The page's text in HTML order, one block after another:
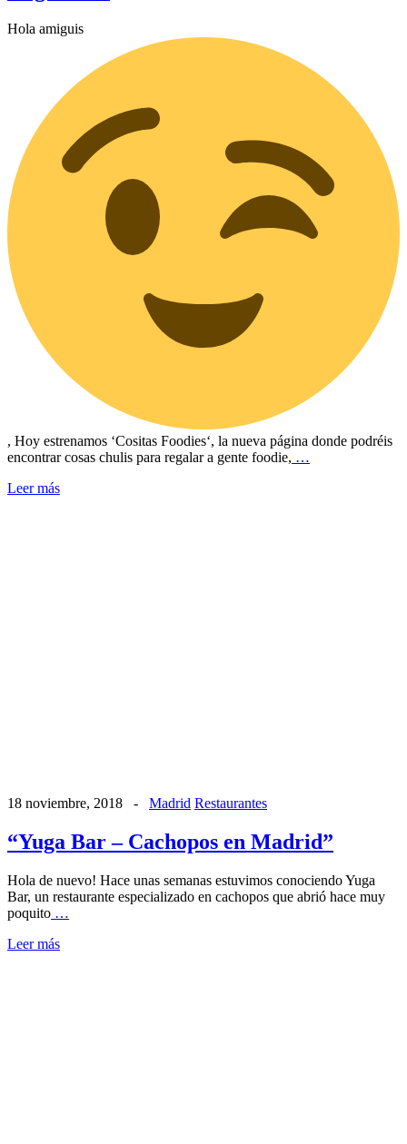
Hola amiguis
, Hoy estrenamos ‘Cositas Foodies‘, la nueva página donde podréis
encontrar cosas chulis para regalar a gente foodie, …
Leer más
18 noviembre, 2018 - Madrid Restaurantes
“Yuga Bar – Cachopos en Madrid”
Hola de nuevo! Hace unas semanas estuvimos conociendo Yuga
Bar, un restaurante especializado en cachopos que abrió hace muy
poquito …
Leer más